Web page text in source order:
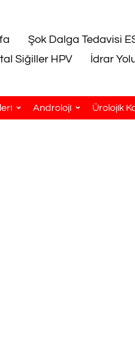
Şok Dalga Tedavisi
Siğiller HPV
İdrar
Androloji Ürolojik